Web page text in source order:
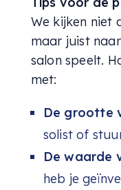
We kijken niet
maar juist
salon speelt.
met:
De grootte
solist of
De waarde
heb je